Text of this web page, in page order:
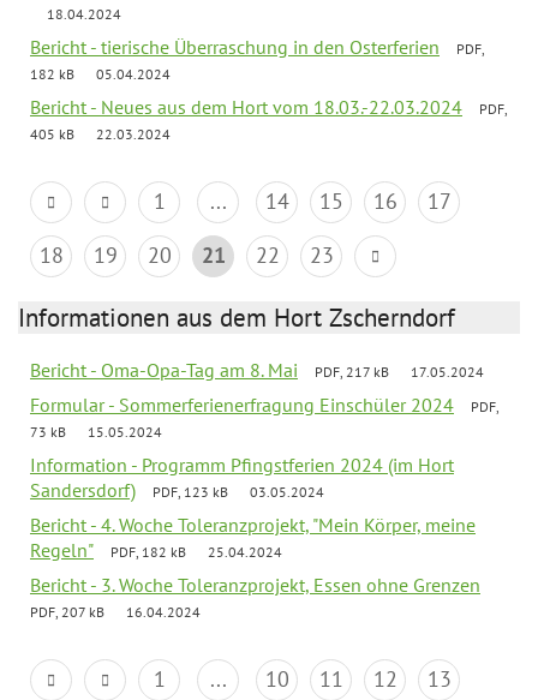
18.04.2024
Bericht - tierische Überraschung in den Osterferien
PDF,
182 kB
05.04.2024
Bericht - Neues aus dem Hort vom 18.03.-22.03.2024
PDF,
405 kB
22.03.2024
1 ... 14 15 16
17
18
19 20 21 22 23
Informationen aus dem Hort Zscherndorf
Bericht - Oma-Opa-Tag am 8. Mai PDF, 217 kB 17.05.2024
Formular - Sommerferienerfragung Einschüler 2024
PDF,
73 kB
15.05.2024
Information - Programm Pfingstferien 2024 (im Hort
Sandersdorf)
PDF, 123 kB 03.05.2024
Bericht - 4. Woche Toleranzprojekt, "Mein Körper, meine
Regeln"
PDF, 182 kB 25.04.2024
Bericht - 3. Woche Toleranzprojekt, Essen ohne Grenzen
PDF, 207 kB 16.04.2024
1 ... 10 11 12
13